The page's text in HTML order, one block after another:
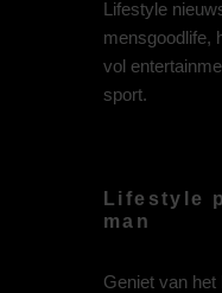
Lifestyle
mensgoodlife,
vol
sport.
Lifestyle
man
Geniet van